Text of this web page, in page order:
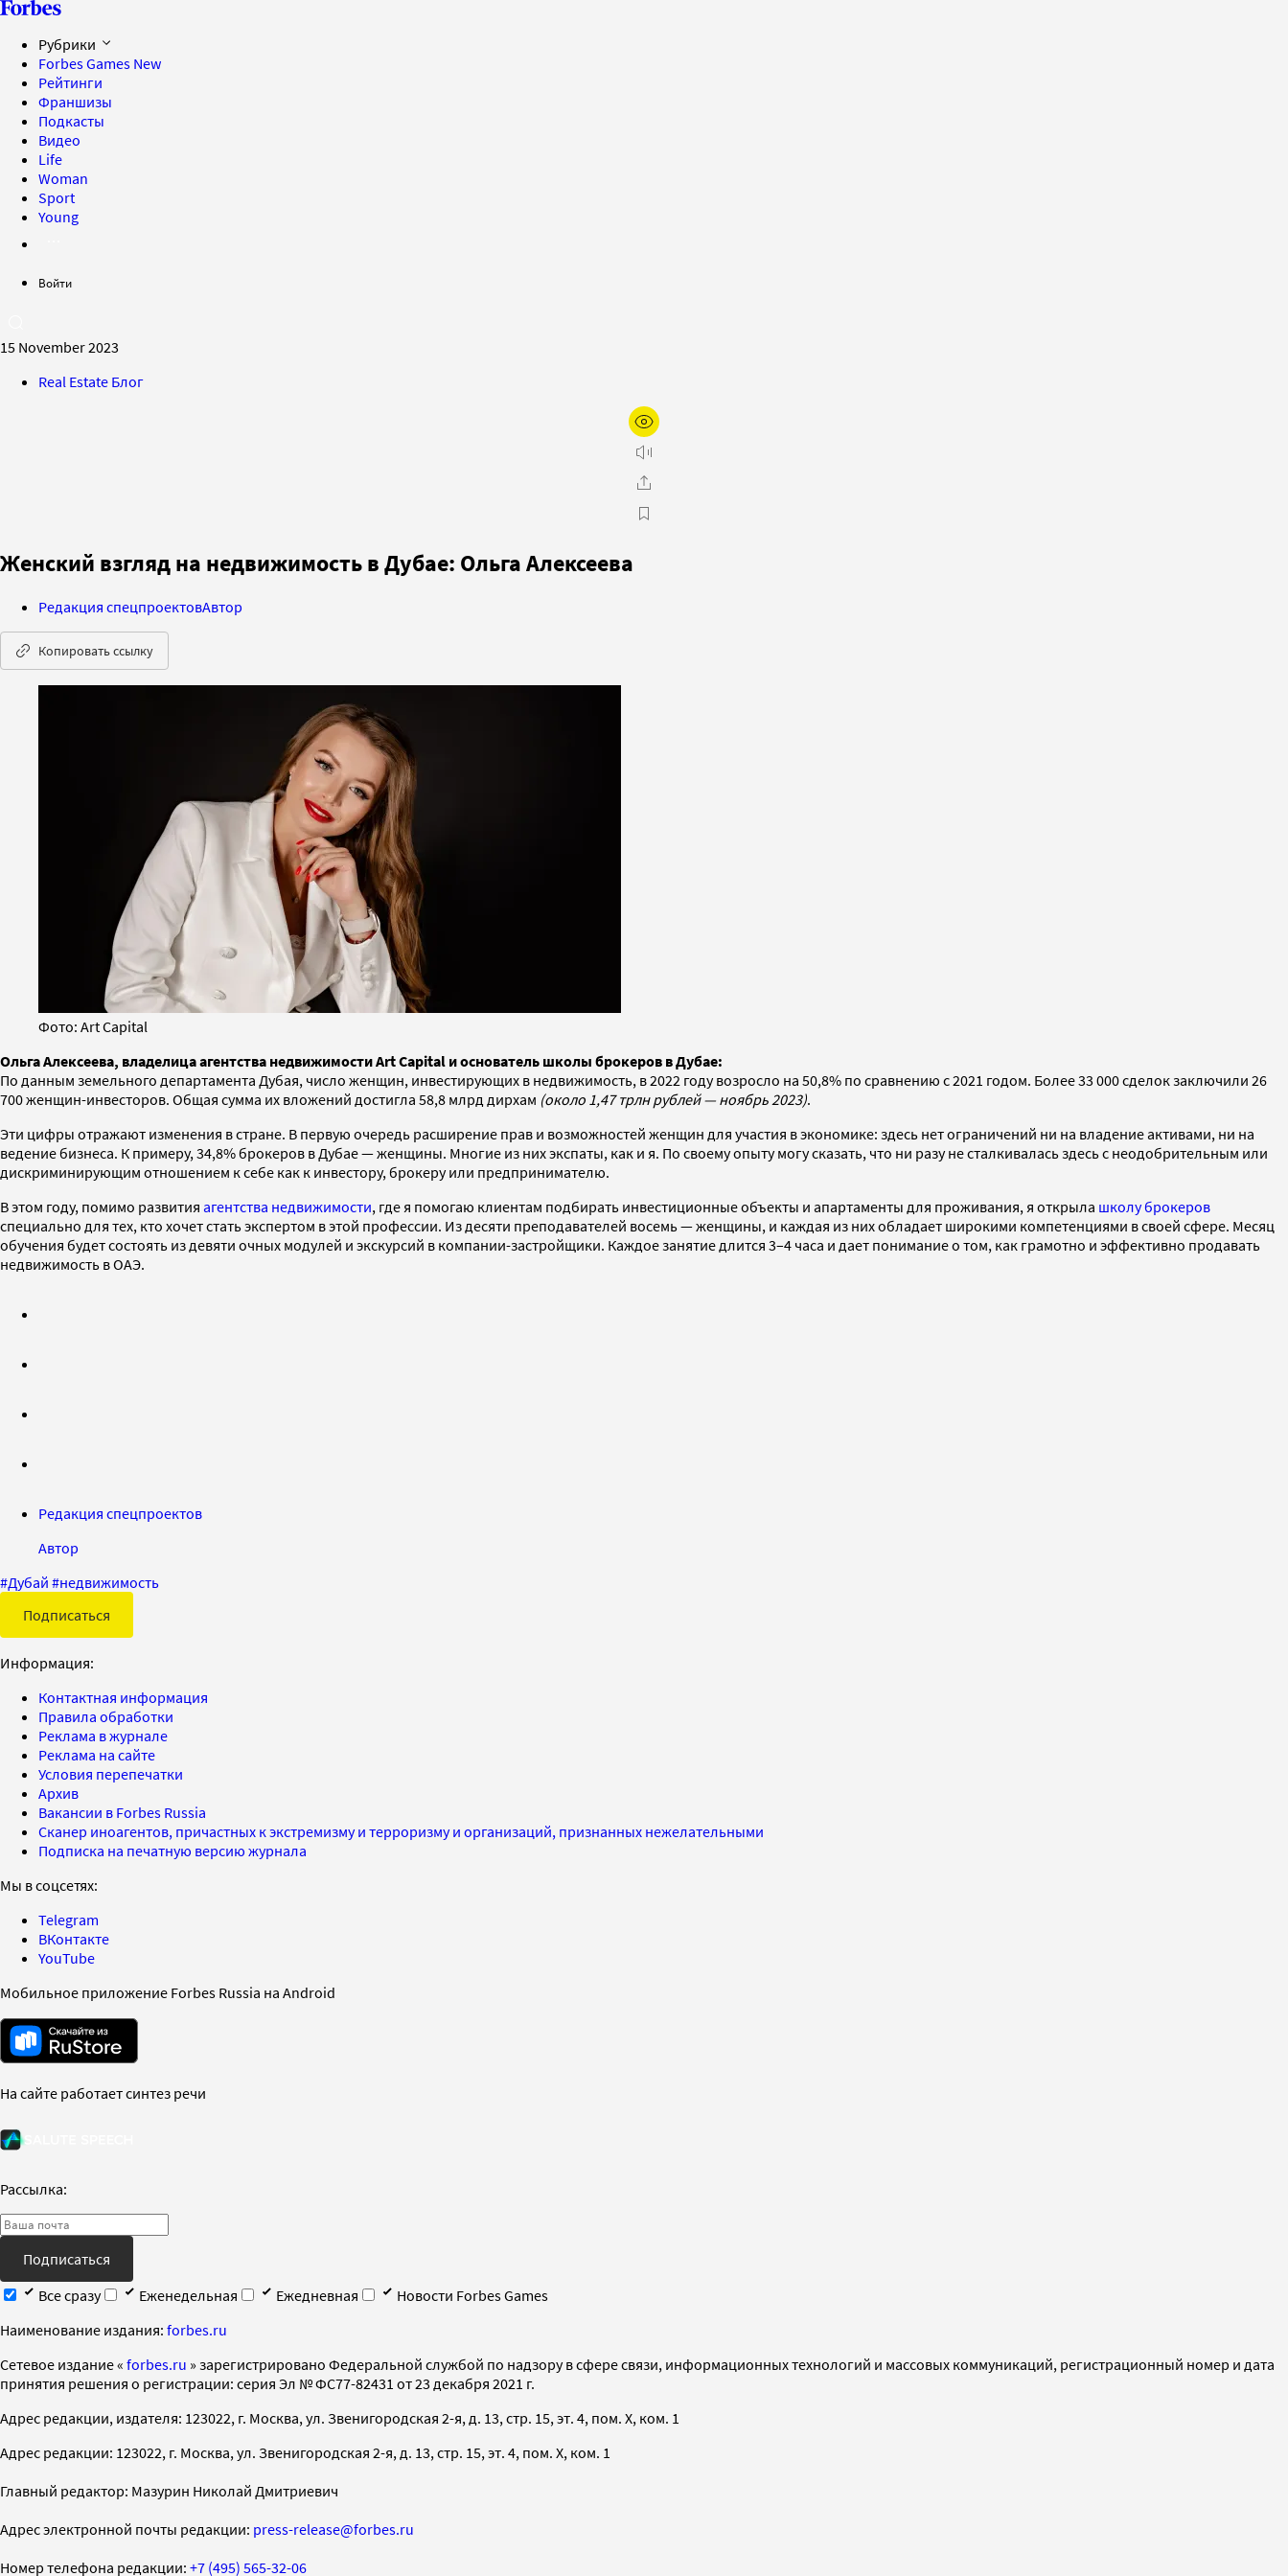
Рубрики
Forbes Games New
Рейтинги
Франшизы
Подкасты
Видео
Life
Woman
Sport
Young
Войти
15 November 2023
Real Estate Блог
Женский взгляд на недвижимость в Дубае: Ольга Алексеева
Редакция спецпроектовАвтор
Копировать ссылку
Фото: Art Capital
Ольга Алексеева, владелица агентства недвижимости Art Capital и основатель школы брокеров в Дубае:
По данным земельного департамента Дубая, число женщин, инвестирующих в недвижимость, в 2022 году возросло на 50,8% по сравнению с 2021 годом. Более 33 000 сделок заключили 26
700 женщин-инвесторов. Общая сумма их вложений достигла 58,8 млрд дирхам (около 1,47 трлн рублей — ноябрь 2023).
Эти цифры отражают изменения в стране. В первую очередь расширение прав и возможностей женщин для участия в экономике: здесь нет ограничений ни на владение активами, ни на
ведение бизнеса. К примеру, 34,8% брокеров в Дубае — женщины. Многие из них экспаты, как и я. По своему опыту могу сказать, что ни разу не сталкивалась здесь с неодобрительным или
дискриминирующим отношением к себе как к инвестору, брокеру или предпринимателю.
В этом году, помимо развития агентства недвижимости, где я помогаю клиентам подбирать инвестиционные объекты и апартаменты для проживания, я открыла школу брокеров
специально для тех, кто хочет стать экспертом в этой профессии. Из десяти преподавателей восемь — женщины, и каждая из них обладает широкими компетенциями в своей сфере. Месяц
обучения будет состоять из девяти очных модулей и экскурсий в компании-застройщики. Каждое занятие длится 3–4 часа и дает понимание о том, как грамотно и эффективно продавать
недвижимость в ОАЭ.
Редакция спецпроектов
Автор
#Дубай #недвижимость
Подписаться
Информация:
Контактная информация
Правила обработки
Реклама в журнале
Реклама на сайте
Условия перепечатки
Архив
Вакансии в Forbes Russia
Сканер иноагентов, причастных к экстремизму и терроризму и организаций, признанных нежелательными
Подписка на печатную версию журнала
Мы в соцсетях:
Telegram
ВКонтакте
YouTube
Мобильное приложение Forbes Russia на Android
На сайте работает синтез речи
Рассылка:
Подписаться
Все сразу
Еженедельная Ежедневная
Новости Forbes Games
Наименование издания: forbes.ru
Cетевое издание « forbes.ru » зарегистрировано Федеральной службой по надзору в сфере связи, информационных технологий и массовых коммуникаций, регистрационный номер и дата
принятия решения о регистрации: серия Эл № ФС77-82431 от 23 декабря 2021 г.
Адрес редакции, издателя: 123022, г. Москва, ул. Звенигородская 2-я, д. 13, стр. 15, эт. 4, пом. X, ком. 1
Адрес редакции: 123022, г. Москва, ул. Звенигородская 2-я, д. 13, стр. 15, эт. 4, пом. X, ком. 1
Главный редактор: Мазурин Николай Дмитриевич
Адрес электронной почты редакции: press-release@forbes.ru
Номер телефона редакции: +7 (495) 565-32-06